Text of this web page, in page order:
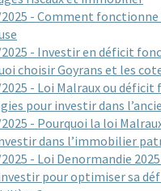
- Comment
- Investir en déficit
choisir Goyrans et les
- Loi Malraux ou déficit
pour investir dans
- Pourquoi la loi
dans l’immobilier
- Loi Denormandie
pour optimiser sa